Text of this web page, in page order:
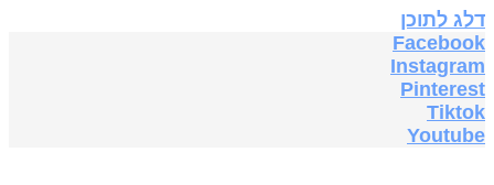
דלג לתוכן
Facebook
Instagram
Pinterest
Tiktok
Youtube